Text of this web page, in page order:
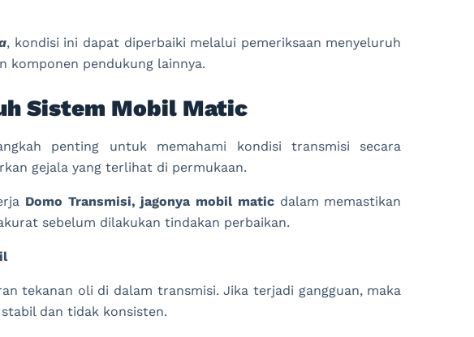
, kondisi ini dapat diperbaiki melalui pemeriksaan menyeluruh
komponen pendukung lainnya.
Sistem Mobil Matic
penting untuk memahami kondisi transmisi secara
gejala yang terlihat di permukaan.
Domo Transmisi, jagonya mobil maticdalam memastikan
sebelum dilakukan tindakan perbaikan.
tekanan oli di dalam transmisi. Jika terjadi gangguan, maka
dan tidak konsisten.